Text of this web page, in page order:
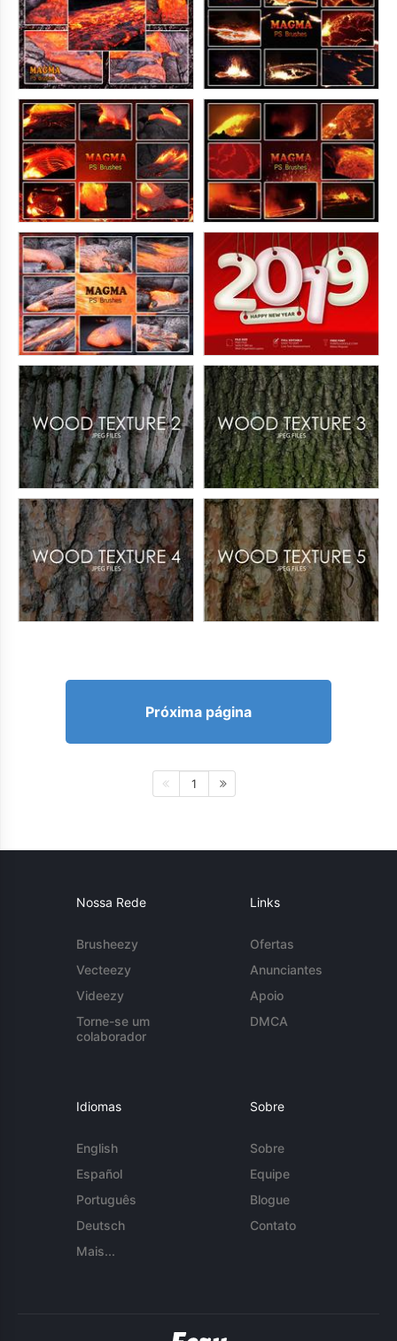
Próxima página
1
Nossa Rede
Brusheezy
Vecteezy
Videezy
Torne-se um
colaborador
Links
Ofertas
Anunciantes
Apoio
DMCA
Idiomas
English
Español
Português
Deutsch
Mais...
Sobre
Sobre
Equipe
Blogue
Contato